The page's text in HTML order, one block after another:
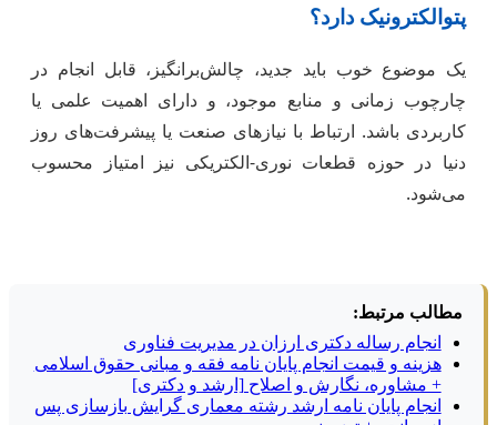
پتوالکترونیک دارد؟
یک موضوع خوب باید جدید، چالش‌برانگیز، قابل انجام در
چارچوب زمانی و منابع موجود، و دارای اهمیت علمی یا
کاربردی باشد. ارتباط با نیازهای صنعت یا پیشرفت‌های روز
دنیا در حوزه قطعات نوری-الکتریکی نیز امتیاز محسوب
می‌شود.
مطالب مرتبط:
انجام رساله دکتری ارزان در مدیریت فناوری
هزینه و قیمت انجام پایان نامه فقه و مبانی حقوق اسلامی
+ مشاوره، نگارش و اصلاح [ارشد و دکتری]
انجام پایان نامه ارشد رشته معماری گرایش بازسازی پس